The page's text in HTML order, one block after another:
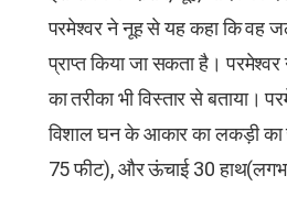
परमेश्वर ने नूह से यह कहा कि वह
प्राप्त किया जा सकता है।
का तरीका भी विस्तार से बताया।
विशाल घन के आकार का लकड़ी का
75 फीट), और ऊंचाई 30